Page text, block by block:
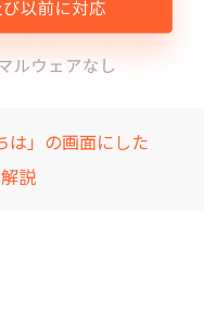
は」の画面にした
説